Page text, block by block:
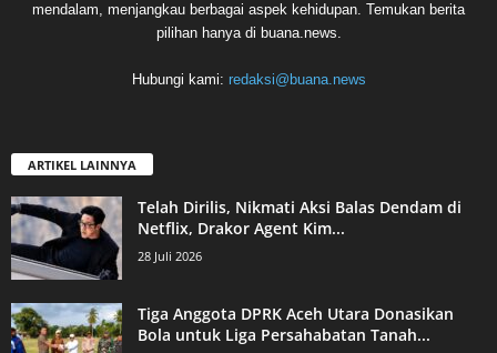
mendalam, menjangkau berbagai aspek kehidupan. Temukan berita
pilihan hanya di buana.news.
Hubungi kami: redaksi@buana.news
ARTIKEL LAINNYA
Telah Dirilis, Nikmati Aksi Balas Dendam di
Netflix, Drakor Agent Kim...
28 Juli 2026
Tiga Anggota DPRK Aceh Utara Donasikan
Bola untuk Liga Persahabatan Tanah...